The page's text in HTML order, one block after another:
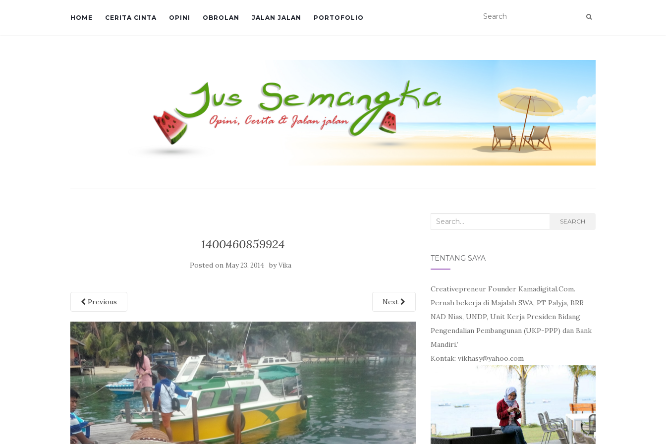
HOME CERITA CINTA OPINI OBROLAN JALAN JALAN PORTOFOLIO
1400460859924
Posted on May 23, 2014 byVika
Previous Next
Search
SEARCH
TENTANG SAYA
Creativepreneur Founder Kamadigital.Com.
Pernah bekerja di Majalah SWA, PT Palyja, BRR
NAD Nias, UNDP, Unit Kerja Presiden Bidang
Pengendalian Pembangunan (UKP-PPP) dan Bank
Mandiri.’
Kontak: vikhasy@yahoo.com